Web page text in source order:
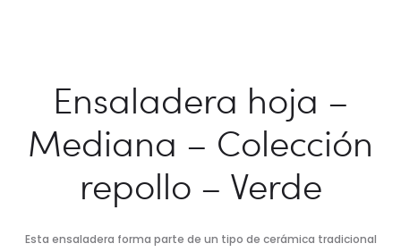
Ensaladera hoja –
Mediana – Colección
repollo – Verde
Esta ensaladera forma parte de un tipo de cerámica tradicional